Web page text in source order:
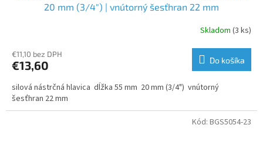
20 mm (3/4") | vnútorný šesťhran 22 mm
Skladom (3 ks)
€11,10 bez DPH
€13,60 Do košíka
silová nástrčná hlavica dĺžka 55 mm 20 mm (3/4") vnútorný
šesťhran 22 mm
Kód: BGS5054-23